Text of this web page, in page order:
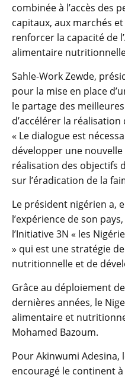
combinée à l’accès des
capitaux, aux marchés
renforcer la capacité de
alimentaire
Sahle-Work Zewde,
pour la mise en place
le partage des
d’accélérer la réalisation
« Le dialogue est
développer une
réalisation des objectifs
sur l’éradication de la
Le président nigérien a,
l’expérience de son
l’Initiative 3N « les
» qui est une stratégie
nutritionnelle et de
Grâce au déploiement
dernières années, le
alimentaire et
Mohamed Bazoum.
Pour Akinwumi Adesina,
encouragé le continent